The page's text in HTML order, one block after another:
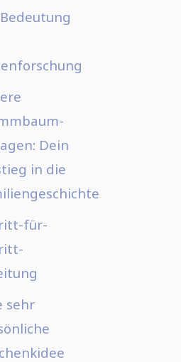
Dein
in die
für-
sehr